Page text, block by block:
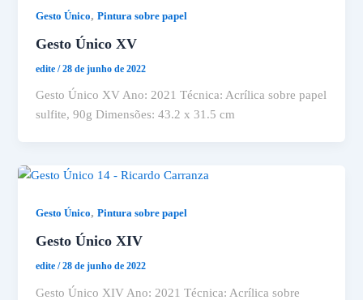
Gesto Único,Pintura sobre papel
Gesto Único XV
edite/28 de junho de 2022
Gesto Único XV Ano: 2021 Técnica: Acrílica sobre papel
sulfite, 90g Dimensões: 43.2 x 31.5 cm
Gesto Único,Pintura sobre papel
Gesto Único XIV
edite/28 de junho de 2022
Gesto Único XIV Ano: 2021 Técnica: Acrílica sobre